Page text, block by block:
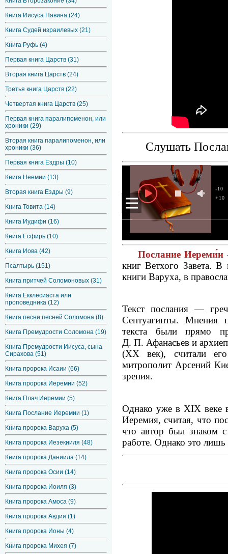
Книга Иисуса Навина (24)
Книга Судей израилевых (21)
Книга Руфь (4)
Первая книга Царств (31)
Вторая книга Царств (24)
Третья книга Царств (22)
Четвертая книга Царств (25)
Первая книга паралипоменон, или
хроники (29)
Вторая книга паралипоменон, или
хроники (36)
Первая книга Ездры (10)
Книга Неемии (13)
Вторая книга Ездры (9)
Книга Товита (14)
Книга Иудифи (16)
Книга Есфирь (10)
Книга Иова (42)
Псалтырь (151)
Книга притчей Соломоновых (31)
Книга Екклесиаста или
проповедника (12)
Книга песни песней Соломона (8)
Книга Премудрости Соломона (19)
Книга Премудрости Иисуса, сына
Сирахова (51)
Книга пророка Исаии (66)
Книга пророка Иеремии (52)
Книга Плач Иеремии (5)
Книга Послание Иеремии (1)
Книга пророка Варуха (5)
Книга пророка Иезекииля (48)
Книга пророка Даниила (14)
Книга пророка Осии (14)
Книга пророка Иоиля (3)
Книга пророка Амоса (9)
Книга пророка Авдия (1)
Книга пророка Ионы (4)
Книга пророка Михея (7)
Слушать
+10
-10
Послание Иереми́и
книг Ветхого Завета. В
книги Варуха, в
Текст послания —
Септуагинты. Мнения
текста были прямо
Д. П. Афанасьев и
(ХХ век), считали его
митрополит Арсений
зрения.
Однако уже в XIX веке
Иеремия, считая, что
что автор был знаком
работе. Однако это